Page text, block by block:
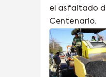
el asfaltado
Centenario.